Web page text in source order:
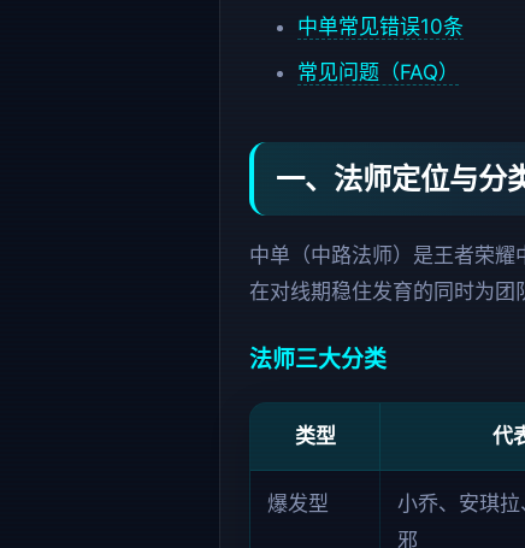
中单常见错误10条
常见问题（FAQ）
一、法师定位与分
中单（中路法师）是王者荣耀
在对线期稳住发育的同时为团
法师三大分类
类型 代
爆发型
小乔、安琪
邪